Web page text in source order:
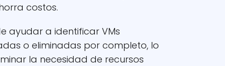
costos.
ayudar a identificar VMs
o eliminadas por completo, lo
la necesidad de recursos